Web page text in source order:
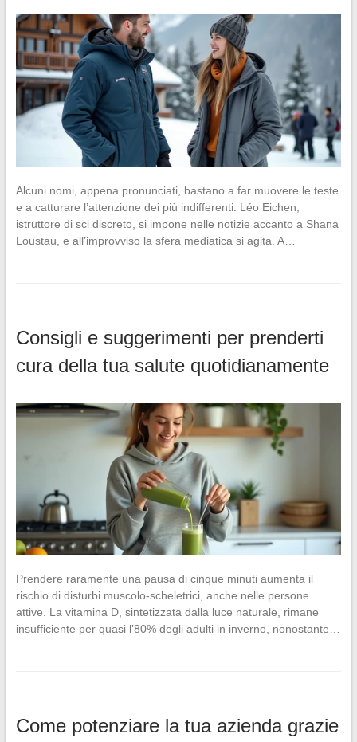
Alcuni nomi, appena pronunciati, bastano a far muovere le teste
e a catturare l’attenzione dei più indifferenti. Léo Eichen,
istruttore di sci discreto, si impone nelle notizie accanto a Shana
Loustau, e all’improvviso la sfera mediatica si agita. A…
Consigli e suggerimenti per prenderti
cura della tua salute quotidianamente
Prendere raramente una pausa di cinque minuti aumenta il
rischio di disturbi muscolo-scheletrici, anche nelle persone
attive. La vitamina D, sintetizzata dalla luce naturale, rimane
insufficiente per quasi l’80% degli adulti in inverno, nonostante…
Come potenziare la tua azienda grazie